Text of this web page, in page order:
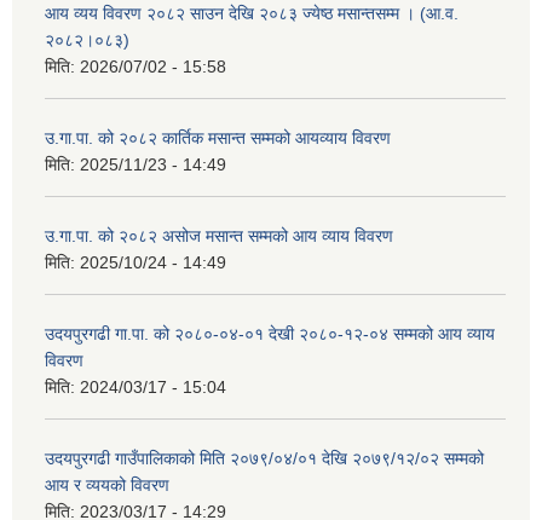
आय व्यय विवरण २०८२ साउन देखि २०८३ ज्येष्ठ मसान्तसम्म । (आ.व.
२०८२।०८३)
मिति: 2026/07/02 - 15:58
उ.गा.पा. को २०८२ कार्तिक मसान्त सम्मको आयव्याय विवरण
मिति: 2025/11/23 - 14:49
उ.गा.पा. को २०८२ असोज मसान्त सम्मको आय व्याय विवरण
मिति: 2025/10/24 - 14:49
उदयपुरगढी गा.पा. को २०८०-०४-०१ देखी २०८०-१२-०४ सम्मको आय व्याय
विवरण
मिति: 2024/03/17 - 15:04
उदयपुरगढी गाउँपालिकाको मिति २०७९/०४/०१ देखि २०७९/१२/०२ सम्मको
आय र व्ययको विवरण
मिति: 2023/03/17 - 14:29